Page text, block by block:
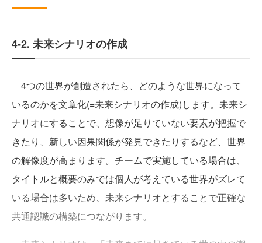
4-2. 未来シナリオの作成
4つの世界が創造されたら、どのような世界になって
いるのかを文章化(=未来シナリオの作成)します。未来シ
ナリオにすることで、想像が足りていない要素が把握で
きたり、新しい因果関係が発見できたりするなど、世界
の解像度が高まります。チームで実施している場合は、
タイトルと概要のみでは個人が考えている世界がズレて
いる場合は多いため、未来シナリオとすることで正確な
共通認識の構築につながります。